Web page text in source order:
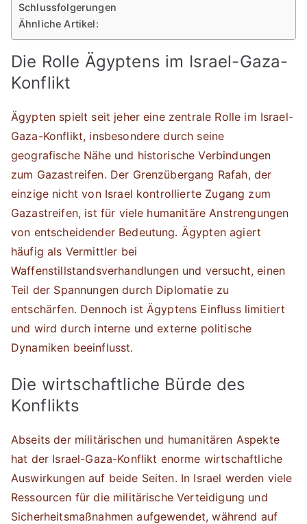
Schlussfolgerungen
Ähnliche Artikel:
Die Rolle Ägyptens im Israel-Gaza-
Konflikt
Ägypten spielt seit jeher eine zentrale Rolle im Israel-
Gaza-Konflikt, insbesondere durch seine
geografische Nähe und historische Verbindungen
zum Gazastreifen. Der Grenzübergang Rafah, der
einzige nicht von Israel kontrollierte Zugang zum
Gazastreifen, ist für viele humanitäre Anstrengungen
von entscheidender Bedeutung. Ägypten agiert
häufig als Vermittler bei
Waffenstillstandsverhandlungen und versucht, einen
Teil der Spannungen durch Diplomatie zu
entschärfen. Dennoch ist Ägyptens Einfluss limitiert
und wird durch interne und externe politische
Dynamiken beeinflusst.
Die wirtschaftliche Bürde des
Konflikts
Abseits der militärischen und humanitären Aspekte
hat der Israel-Gaza-Konflikt enorme wirtschaftliche
Auswirkungen auf beide Seiten. In Israel werden viele
Ressourcen für die militärische Verteidigung und
Sicherheitsmaßnahmen aufgewendet, während auf